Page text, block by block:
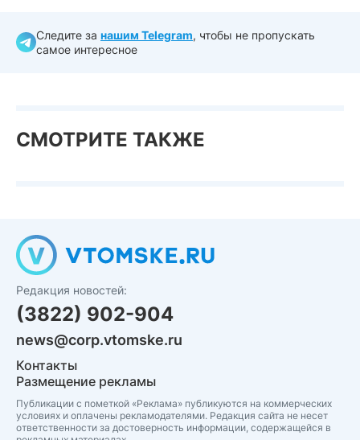
Следите за нашим Telegram, чтобы не пропускать
самое интересное
СМОТРИТЕ ТАКЖЕ
Редакция новостей:
(3822) 902-904
news@corp.vtomske.ru
Контакты
Размещение рекламы
Публикации с пометкой «Реклама» публикуются на коммерческих
условиях и оплачены рекламодателями. Редакция сайта не несет
ответственности за достоверность информации, содержащейся в